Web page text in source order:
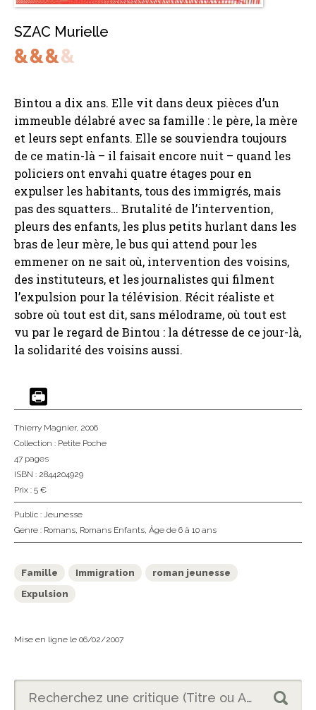
SZAC Murielle
Bintou a dix ans. Elle vit dans deux pièces d’un
immeuble délabré avec sa famille : le père, la mère
et leurs sept enfants. Elle se souviendra toujours
de ce matin-là – il faisait encore nuit – quand les
policiers ont envahi quatre étages pour en
expulser les habitants, tous des immigrés, mais
pas des squatters… Brutalité de l’intervention,
pleurs des enfants, les plus petits hurlant dans les
bras de leur mère, le bus qui attend pour les
emmener on ne sait où, intervention des voisins,
des instituteurs, et les journalistes qui filment
l’expulsion pour la télévision. Récit réaliste et
sobre où tout est dit, sans mélodrame, où tout est
vu par le regard de Bintou : la détresse de ce jour-là,
la solidarité des voisins aussi.
Thierry Magnier, 2006
Collection : Petite Poche
47 pages
ISBN : 2844204929
Prix : 5 €
Public : Jeunesse
Genre : Romans, Romans Enfants, Âge de 6 à 10 ans
Famille Immigration
roman jeunesse
Expulsion
Mise en ligne le 06/02/2007